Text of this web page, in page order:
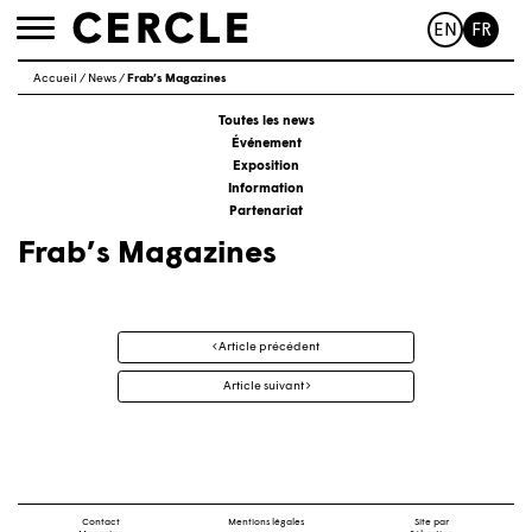
Toggle
EN FR
Accueil / News/ Frab’s Magazines
Toutes les news
Événement
Exposition
Information
Partenariat
Frab’s Magazines
Navigation
Article précédent
Article suivant
Contact
Mentions légales
Site par